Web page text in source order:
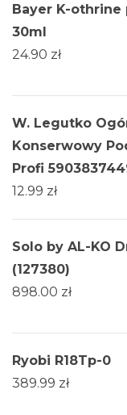
Bayer K-othrine
30ml
24.90 zł
W. Legutko
Konserwowy
Profi
12.99 zł
Solo by AL-KO
(127380)
898.00 zł
Ryobi R18Tp-0
389.99 zł